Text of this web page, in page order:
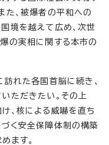
た、被爆者の平和への
境を越えて広め、次世
の実相に関する本市の
れた各国首脳に続き、
ただきたい。その上
、核による威嚇を直ち
く安全保障体制の構築
ます。